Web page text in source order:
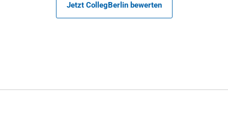
Jetzt CollegBerlin bewerten